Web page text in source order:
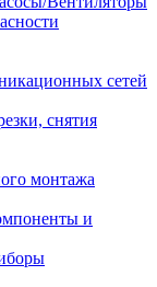
сетей
снятия
монтажа
и